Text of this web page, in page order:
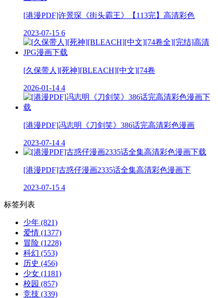
[港漫PDF]许景琛《街头霸王》【113完】高清彩色
2023-07-15 6
[久保带人][死神][BLEACH][中文][74卷
2026-01-14 4
[港漫PDF]冯志明《刀剑笑》386话完高清彩色漫画
2023-07-14 4
[港漫PDF]古惑仔漫画2335话全集高清彩色漫画下
2023-07-15 4
标签列表
少年 (821)
爱情 (1377)
冒险 (1228)
科幻 (553)
历史 (456)
少女 (1181)
校园 (857)
竞技 (339)